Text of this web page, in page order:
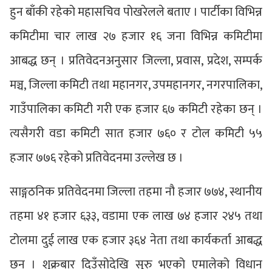
हुन बाँकी रहेको महासचिव पोखरेलले बताए । पार्टीका विभिन्न
कमिटीमा चार लाख २७ हजार १६ जना विभिन्न कमिटीमा
आबद्ध छन् । प्रतिवेदनअनुसार जिल्ला, प्रवास, प्रदेश, सम्पर्क
मञ्च, जिल्ला कमिटी तथा महानगर, उपमहानगर, नगरपालिका,
गाउँपालिका कमिटी गरी एक हजार ६७ कमिटी रहेका छन् ।
त्यसैगरी वडा कमिटी सात हजार ७६० र टोल कमिटी ५५
हजार ७७६ रहेको प्रतिवेदनमा उल्लेख छ ।
साङ्गठनिक प्रतिवेदनमा जिल्ला तहमा नौ हजार ७७४, स्थानीय
तहमा ४१ हजार ६३३, वडामा एक लाख ७४ हजार २४५ तथा
टोलमा दुई लाख एक हजार ३६४ नेता तथा कार्यकर्ता आबद्ध
छन् । शुक्रबार दिउँसोदेखि सुरु भएको एमालेको विधान